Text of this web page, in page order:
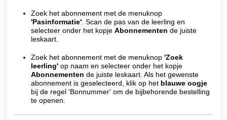
Zoek het abonnement met de menuknop
'Pasinformatie' . Scan de pas van de leerling en
selecteer onder het kopje Abonnementen de juiste
leskaart.
Zoek het abonnement met de menuknop 'Zoek
leerling' op naam en selecteer onder het kopje
Abonnementen de juiste leskaart. Als het gewenste
abonnement is geselecteerd, klik op het blauwe oogje
bij de regel 'Bonnummer' om de bijbehorende bestelling
te openen.